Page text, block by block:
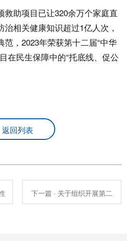
救助项目已让320余万个家庭直
相关健康知识超过1亿人次，
，2023年荣获第十二届“中华
在民生保障中的“托底线、促公
返回列表
下一篇 · 关于组织开展第二